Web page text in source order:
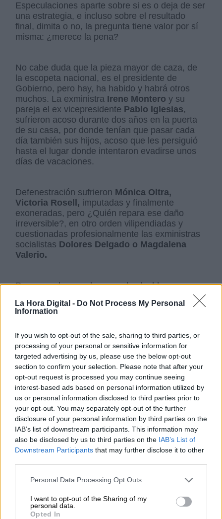
La Hora Digital - Do Not Process My Personal
Information
If you wish to opt-out of the sale, sharing to third parties, or
processing of your personal or sensitive information for
targeted advertising by us, please use the below opt-out
section to confirm your selection. Please note that after your
opt-out request is processed you may continue seeing
interest-based ads based on personal information utilized by
us or personal information disclosed to third parties prior to
your opt-out. You may separately opt-out of the further
disclosure of your personal information by third parties on the
IAB’s list of downstream participants. This information may
also be disclosed by us to third parties on the IAB’s List of
Downstream Participants that may further disclose it to other
Personal Data Processing Opt Outs
I want to opt-out of the Sharing of my
personal data.
Opted In
Especulaciones aparte sobre si es o deja de ser
una estrategia, e incluso sobre el resultado
final, dimita o no, la pregunta tiene valor por sí
misma: ¿merece la pena?
No cabe duda que la pieza mayor de caza, de
la escopeta nacional, es el presidente de
Gobierno, pero hay, ha habido y habrá otros
muchos. La exministra Irene Montero y su
pareja el ex vicepresidente Pablo Iglesias,
sufrieron acoso durante dos años en la puerta
de su casa, por donde tenían que pasar cada
día también sus hijos, acoso que les persiguió
hasta el lugar donde intentaron evadirse unos
días de vacaciones.
Defenestración sufrieron Mónica Oltra,
Victoria Rosell, imputadas y finalmente
exoneradas, pero ¿Quién repara ese daño
irreversible?, en otro orden vilipendiadas y
cuestionadas profesionalmente las exministras
socialistas Dolores Delgado o Magdalena
Valerio.
Pero no solo eso, decenas de alcaldes y
solo acoso, también agresiones físicas; y eso
está sucediendo una semana sí y otra también.
más pequeño pueblo, hay que ser un héroe?
¿merece la pena? Aún en el caso de quienes
están dispuestos arrostrar esos riesgos,
¿pueden exigir lo mismo a los suyos más
cercanos: marido o mujer, hijos? ¿Merece la
pena?
Esta misma pregunta la leí formulada en el libro
A finales de enero, de Javier Padilla, dirigida
precisamente, de forma retórica, hacia Lola
González —la abogada cuyo nombre lleva el
citado premio y otorgado en 2023 a Rozalén—
Abogados de Atocha, en el que asesinaron a su
marido, Francisco Sauquillo y a varios de sus
colegas, y a la que ya le habían matado al
novio, Enrique Ruano, arrojándole por una